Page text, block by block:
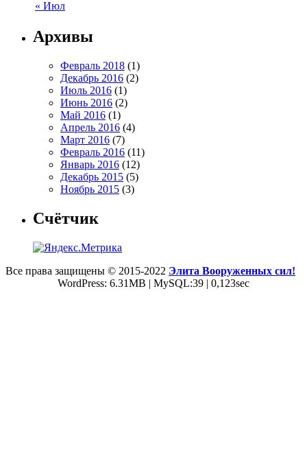
« Июл
Архивы
Февраль 2018 (1)
Декабрь 2016 (2)
Июль 2016 (1)
Июнь 2016 (2)
Май 2016 (1)
Апрель 2016 (4)
Март 2016 (7)
Февраль 2016 (11)
Январь 2016 (12)
Декабрь 2015 (5)
Ноябрь 2015 (3)
Счётчик
Все права защищены © 2015-2022 Элита Вооруженных сил!
WordPress: 6.31MB | MySQL:39 | 0,123sec